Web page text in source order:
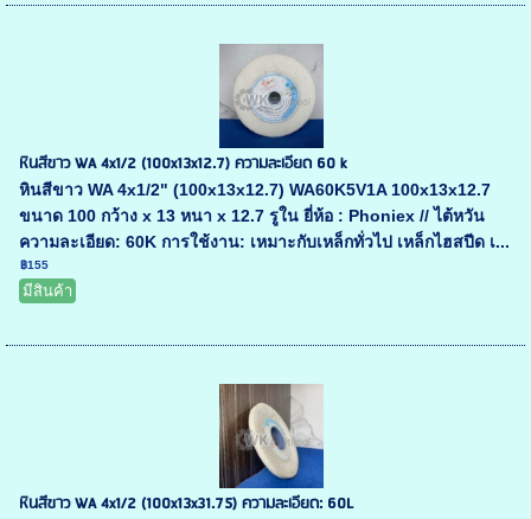
หินสีขาว WA 4x1/2 (100x13x12.7) ความละเอียด 60 k
หินสีขาว WA 4x1/2" (100x13x12.7) WA60K5V1A 100x13x12.7
ขนาด 100 กว้าง x 13 หนา x 12.7 รูใน ยี่ห้อ : Phoniex // ไต้หวัน
ความละเอียด: 60K การใช้งาน: เหมาะกับเหล็กทั่วไป เหล็กไฮสปีด เ...
฿155
มีสินค้า
หินสีขาว WA 4x1/2 (100x13x31.75) ความละเอียด: 60L